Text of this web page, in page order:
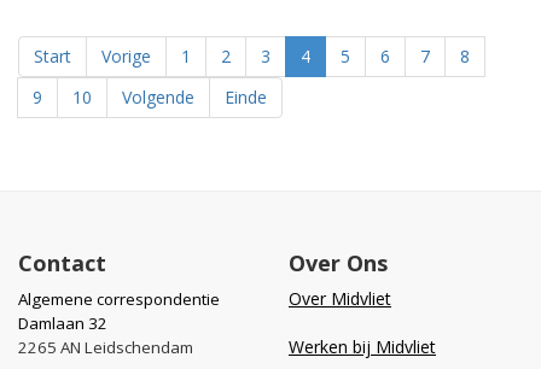
Start Vorige 1 2 3 4 5 6 7
8
9
10 Volgende Einde
Contact
Algemene correspondentie
Damlaan 32
2265 AN Leidschendam
Over Ons
Over Midvliet
Werken bij Midvliet